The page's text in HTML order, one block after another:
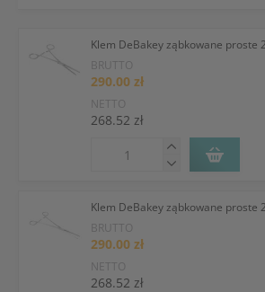
Klem DeBakey ząbkowane proste
BRUTTO
290.00 zł
NETTO
268.52 zł
Klem DeBakey ząbkowane proste
BRUTTO
290.00 zł
NETTO
268.52 zł